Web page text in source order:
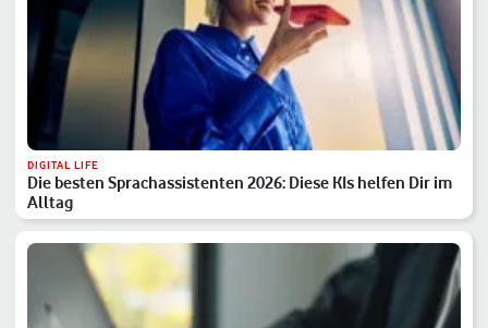
DIGITAL LIFE
Die besten Sprachassistenten 2026: Diese KIs helfen Dir im
Alltag